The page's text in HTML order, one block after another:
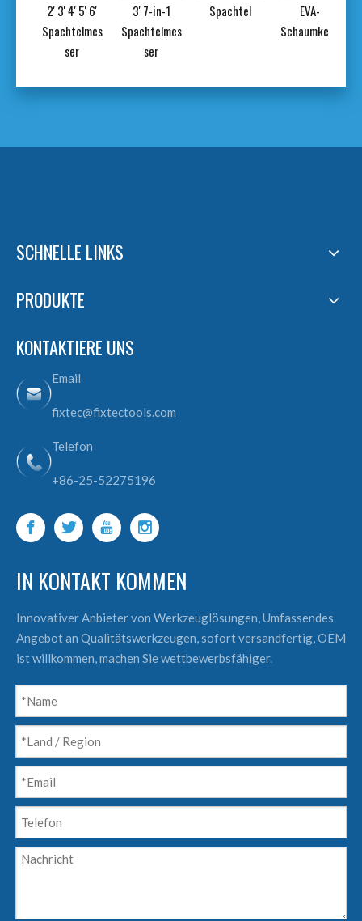
2' 3' 4' 5' 6'
Spachtelmes
ser
3' 7-in-1
Spachtelmes
ser
Spachtel
EVA-
Schaumkelle
SCHNELLE LINKS
PRODUKTE
KONTAKTIERE UNS
Email
fixtec@fixtectools.com
Telefon
+86-25-52275196
IN KONTAKT KOMMEN
Innovativer Anbieter von Werkzeuglösungen, Umfassendes
Angebot an Qualitätswerkzeugen, sofort versandfertig, OEM
ist willkommen, machen Sie wettbewerbsfähiger.